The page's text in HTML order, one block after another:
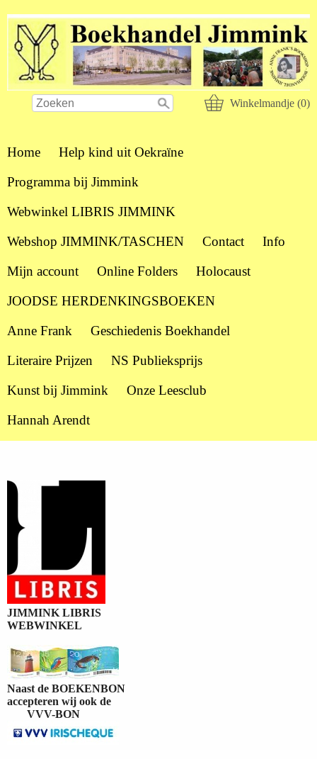
Winkelmandje (0)
Home
Help kind uit Oekraïne
Programma bij Jimmink
Webwinkel LIBRIS JIMMINK
Webshop JIMMINK/TASCHEN
Contact
Info
Mijn account
Online Folders
Holocaust
JOODSE HERDENKINGSBOEKEN
Anne Frank
Geschiedenis Boekhandel
Literaire Prijzen
NS Publieksprijs
Kunst bij Jimmink
Onze Leesclub
Hannah Arendt
JIMMINK LIBRIS
WEBWINKEL
Naast de BOEKENBON
accepteren wij ook de
VVV-BON